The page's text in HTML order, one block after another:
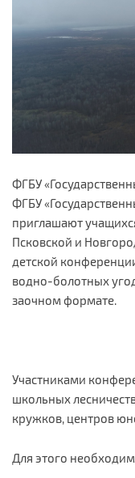
ФГБУ
ФГБУ
приглашают
Псковской и
детской
водно-болотных
заочном формате.
Участниками
школьных
кружков, центров
Для этого